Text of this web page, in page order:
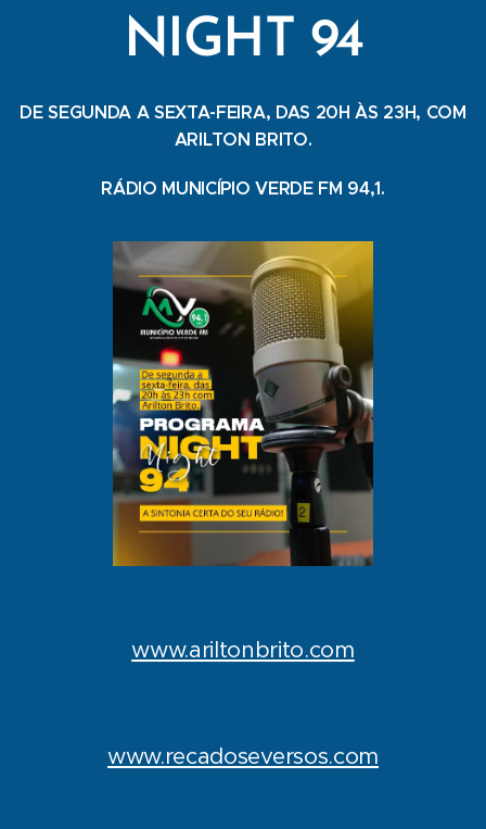
NIGHT 94
DE SEGUNDA A SEXTA-FEIRA, DAS 20H ÀS 23H, COM
ARILTON BRITO.
RÁDIO MUNICÍPIO VERDE FM 94,1.
www.ariltonbrito.com
www.recadoseversos.com